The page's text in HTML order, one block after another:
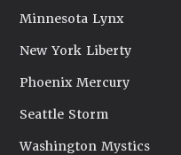
Minnesota Lynx
New York Liberty
Phoenix Mercury
Seattle Storm
Washington Mystics